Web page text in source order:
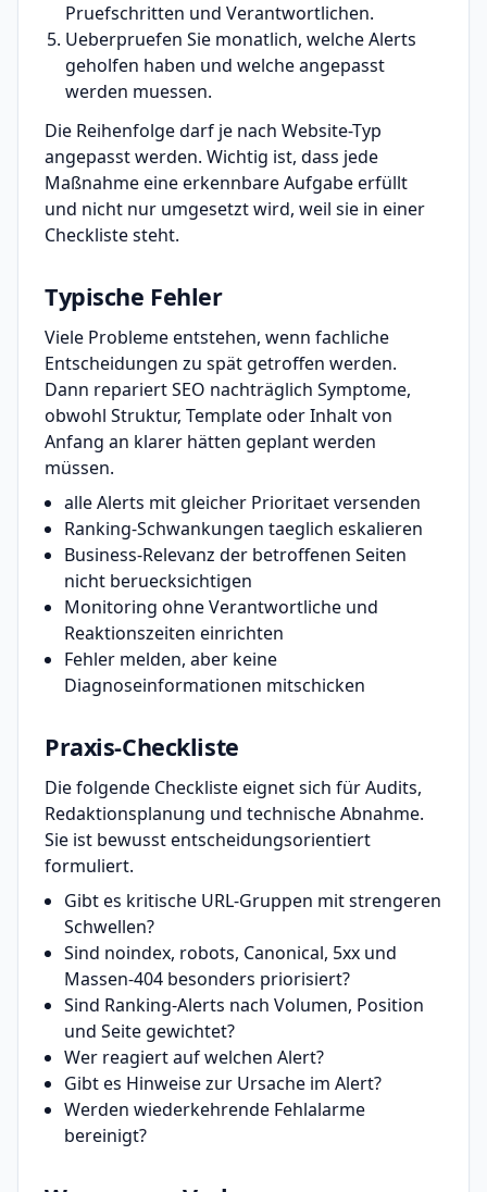
Pruefschritten und Verantwortlichen.
Ueberpruefen Sie monatlich, welche Alerts
geholfen haben und welche angepasst
werden muessen.
Die Reihenfolge darf je nach Website-Typ
angepasst werden. Wichtig ist, dass jede
Maßnahme eine erkennbare Aufgabe erfüllt
und nicht nur umgesetzt wird, weil sie in einer
Checkliste steht.
Typische Fehler
Viele Probleme entstehen, wenn fachliche
Entscheidungen zu spät getroffen werden.
Dann repariert SEO nachträglich Symptome,
obwohl Struktur, Template oder Inhalt von
Anfang an klarer hätten geplant werden
müssen.
alle Alerts mit gleicher Prioritaet versenden
Ranking-Schwankungen taeglich eskalieren
Business-Relevanz der betroffenen Seiten
nicht beruecksichtigen
Monitoring ohne Verantwortliche und
Reaktionszeiten einrichten
Fehler melden, aber keine
Diagnoseinformationen mitschicken
Praxis-Checkliste
Die folgende Checkliste eignet sich für Audits,
Redaktionsplanung und technische Abnahme.
Sie ist bewusst entscheidungsorientiert
formuliert.
Gibt es kritische URL-Gruppen mit strengeren
Schwellen?
Sind noindex, robots, Canonical, 5xx und
Massen-404 besonders priorisiert?
Sind Ranking-Alerts nach Volumen, Position
und Seite gewichtet?
Wer reagiert auf welchen Alert?
Gibt es Hinweise zur Ursache im Alert?
Werden wiederkehrende Fehlalarme
bereinigt?